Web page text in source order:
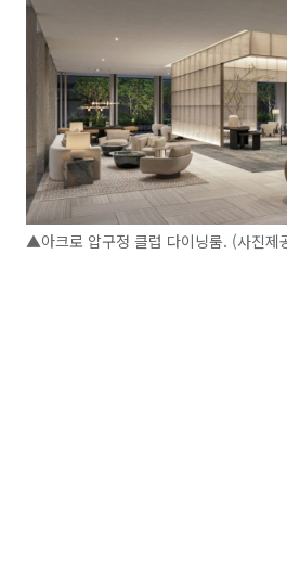
▲아크로 압구정 클럽 다이닝룸. (사진제